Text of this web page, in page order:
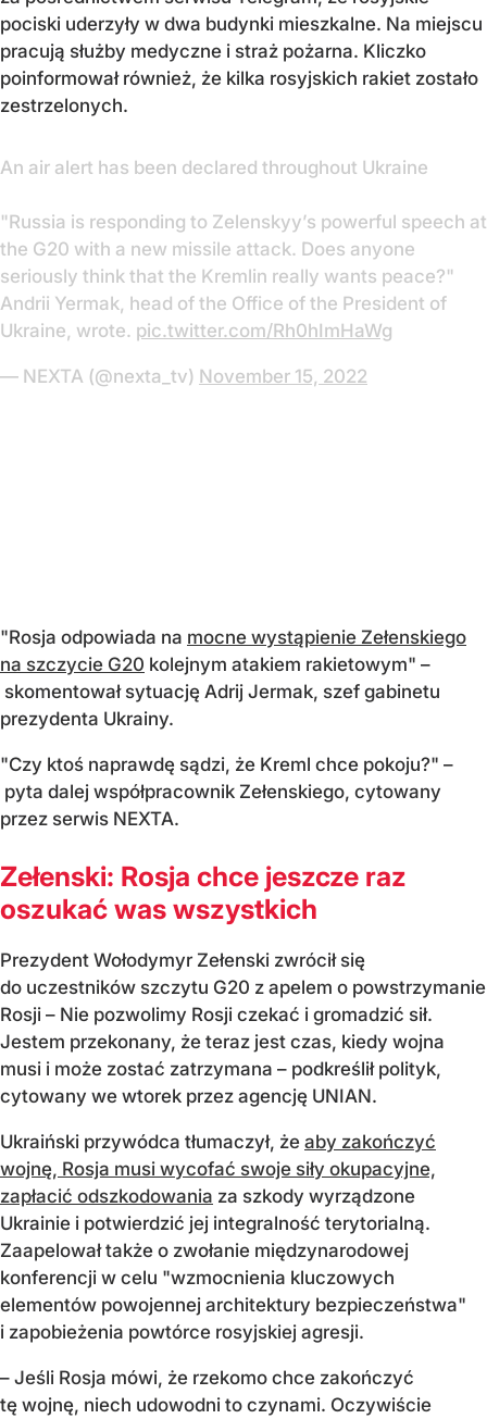
pociski uderzyły w dwa budynki mieszkalne. Na miejscu
pracują służby medyczne i straż pożarna. Kliczko
poinformował również, że kilka rosyjskich rakiet zostało
zestrzelonych.
An air alert has been declared throughout Ukraine
"Russia is responding to Zelenskyy’s powerful speech at
the G20 with a new missile attack. Does anyone
seriously think that the Kremlin really wants peace?"
Andrii Yermak, head of the Office of the President of
Ukraine, wrote. pic.twitter.com/Rh0hImHaWg
— NEXTA (@nexta_tv) November 15, 2022
"Rosja odpowiada na mocne wystąpienie Zełenskiego
na szczycie G20 kolejnym atakiem rakietowym" –
skomentował sytuację Adrij Jermak, szef gabinetu
prezydenta Ukrainy.
"Czy ktoś naprawdę sądzi, że Kreml chce pokoju?" –
pyta dalej współpracownik Zełenskiego, cytowany
przez serwis NEXTA.
Zełenski: Rosja chce jeszcze raz
oszukać was wszystkich
Prezydent Wołodymyr Zełenski zwrócił się
do uczestników szczytu G20 z apelem o powstrzymanie
Rosji – Nie pozwolimy Rosji czekać i gromadzić sił.
Jestem przekonany, że teraz jest czas, kiedy wojna
musi i może zostać zatrzymana – podkreślił polityk,
cytowany we wtorek przez agencję UNIAN.
Ukraiński przywódca tłumaczył, że aby zakończyć
wojnę, Rosja musi wycofać swoje siły okupacyjne,
zapłacić odszkodowania za szkody wyrządzone
Ukrainie i potwierdzić jej integralność terytorialną.
Zaapelował także o zwołanie międzynarodowej
konferencji w celu "wzmocnienia kluczowych
elementów powojennej architektury bezpieczeństwa"
i zapobieżenia powtórce rosyjskiej agresji.
– Jeśli Rosja mówi, że rzekomo chce zakończyć
tę wojnę, niech udowodni to czynami. Oczywiście